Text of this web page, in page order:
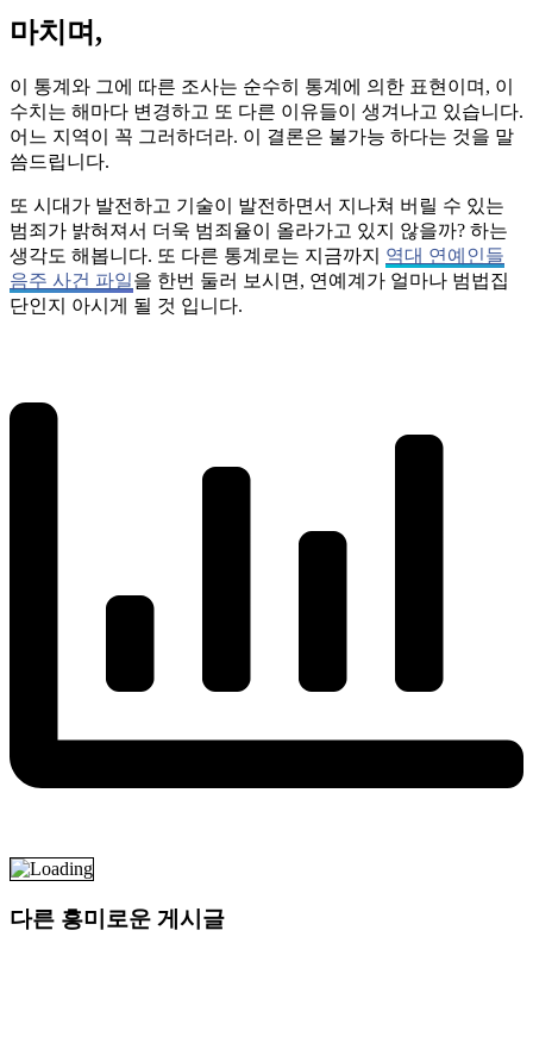
마치며,
이 통계와 그에 따른 조사는 순수히 통계에 의한 표현이며, 이
수치는 해마다 변경하고 또 다른 이유들이 생겨나고 있습니다.
어느 지역이 꼭 그러하더라. 이 결론은 불가능 하다는 것을 말
씀드립니다.
또 시대가 발전하고 기술이 발전하면서 지나쳐 버릴 수 있는
범죄가 밝혀져서 더욱 범죄율이 올라가고 있지 않을까? 하는
생각도 해봅니다. 또 다른 통계로는 지금까지 역대 연예인들
음주 사건 파일을 한번 둘러 보시면, 연예계가 얼마나 범법집
단인지 아시게 될 것 입니다.
다른 흥미로운 게시글